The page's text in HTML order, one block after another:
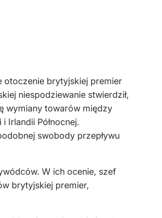
otoczenie brytyjskiej premier
niespodziewanie stwierdził,
wymiany towarów między
Irlandii Północnej.
swobody przepływu
W ich ocenie, szef
brytyjskiej premier,